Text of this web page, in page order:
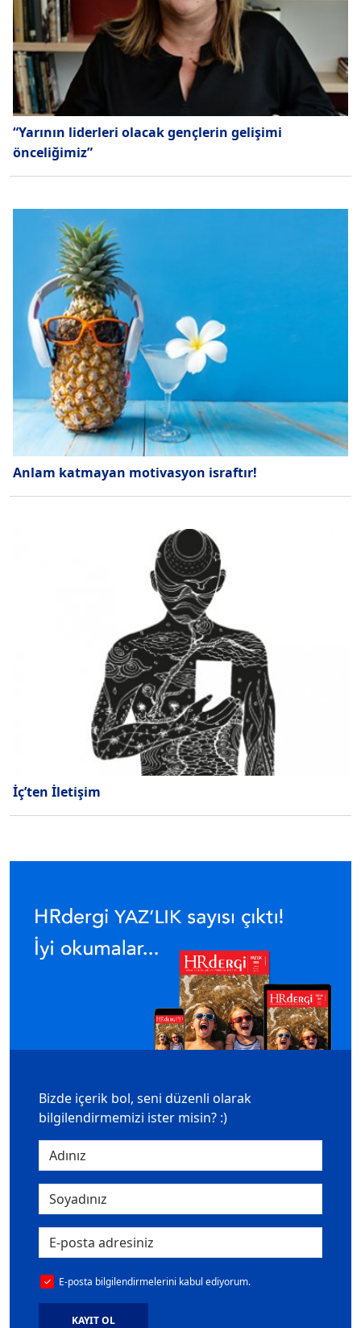
“Yarının liderleri olacak gençlerin gelişimi
önceliğimiz”
Anlam katmayan motivasyon israftır!
İç’ten İletişim
Bizde içerik bol, seni düzenli olarak
bilgilendirmemizi ister misin? :)
E-posta bilgilendirmelerini kabul ediyorum.
KAYIT OL